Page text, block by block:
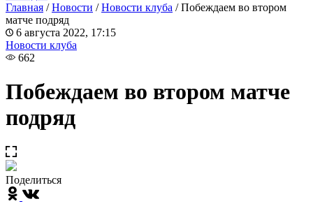
Главная /Новости /Новости клуба /Побеждаем во втором
матче подряд
6 августа 2022, 17:15
Новости клуба
662
Побеждаем во втором матче
подряд
Поделиться